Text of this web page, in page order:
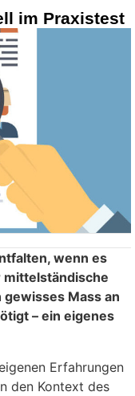
im Praxistest
wenn es
Mass an
– ein eigenes
Erfahrungen
den Kontext des